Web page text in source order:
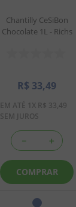
Chantilly CeSiBon
Chocolate 1L - Richs
R$ 33,49
EM ATÉ 1 X R$ 33,49
SEM JUROS
＋
－
COMPRAR